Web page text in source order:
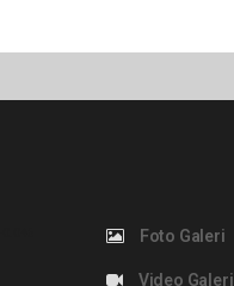
Foto Galeri
Video Galeri